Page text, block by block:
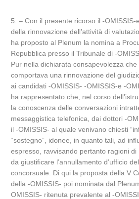
5. – Con il presente ricorso il -OMISSIS-
della rinnovazione dell’attività di
ha proposto al Plenum la nomina a
Repubblica presso il Tribunale di -
Pur nella dichiarata consapevolezza che
comportava una rinnovazione del
ai candidati -OMISSIS- -OMISSIS-e -
ha rappresentato che, nel corso
la conoscenza delle conversazioni
messaggistica telefonica, dai dottori -
il -OMISSIS- al quale venivano chiesti
“sostegno”, idonee, in quanto tali, ad
espresso, ravvisando pertanto ragioni di
da giustificare l’annullamento d’ufficio
concorsuale. Di qui la proposta della V
della -OMISSIS- poi nominata dal
OMISSIS- ritenuta prevalente al -